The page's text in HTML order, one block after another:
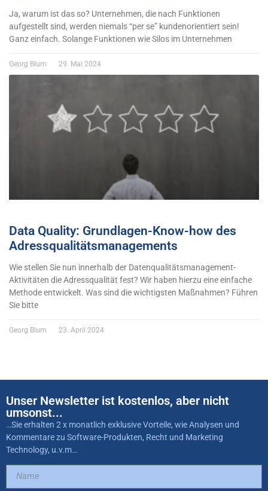
Ja, warum ist das so? Unternehmen, die nach Funktionen
aufgestellt sind, werden niemals “per se” kundenorientiert sein!
Ganz einfach. Solange Funktionen wie Silos im Unternehmen
Georg Blum 29. Mai 2024
Data Quality: Grundlagen-Know-how des
Adressqualitätsmanagements
Wie stellen Sie nun innerhalb der Datenqualitätsmanagement-
Aktivitäten die Adressqualität fest? Wir haben hierzu eine einfache
Methode entwickelt. Was sind die wichtigsten Maßnahmen? Führen
Sie bitte
Georg Blum 23. April 2024
Unser Newsletter ist kostenlos, aber nicht
umsonst...
…Sie erhalten 2 x monatlich exklusive Vorteile, wie Analysen und
Kommentare zu Software-Produkten, Recht und Marketing
Technology, u.v.m…